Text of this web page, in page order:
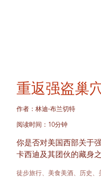
重返强盗巢
作者：林迪·布兰切特
阅读时间：10分钟
你是否对美国西部关于
卡西迪及其团伙的藏身
徒步旅行、美食美酒、历史